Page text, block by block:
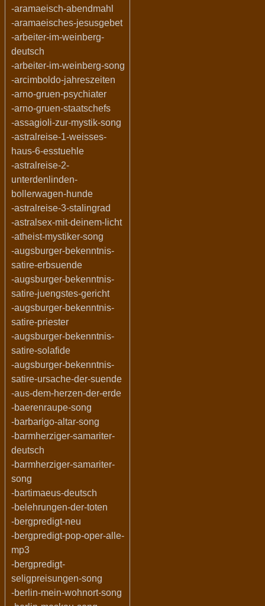
-aramaeisch-abendmahl
-aramaeisches-jesusgebet
-arbeiter-im-weinberg-
deutsch
-arbeiter-im-weinberg-song
-arcimboldo-jahreszeiten
-arno-gruen-psychiater
-arno-gruen-staatschefs
-assagioli-zur-mystik-song
-astralreise-1-weisses-
haus-6-esstuehle
-astralreise-2-
unterdenlinden-
bollerwagen-hunde
-astralreise-3-stalingrad
-astralsex-mit-deinem-licht
-atheist-mystiker-song
-augsburger-bekenntnis-
satire-erbsuende
-augsburger-bekenntnis-
satire-juengstes-gericht
-augsburger-bekenntnis-
satire-priester
-augsburger-bekenntnis-
satire-solafide
-augsburger-bekenntnis-
satire-ursache-der-suende
-aus-dem-herzen-der-erde
-baerenraupe-song
-barbarigo-altar-song
-barmherziger-samariter-
deutsch
-barmherziger-samariter-
song
-bartimaeus-deutsch
-belehrungen-der-toten
-bergpredigt-neu
-bergpredigt-pop-oper-alle-
mp3
-bergpredigt-
seligpreisungen-song
-berlin-mein-wohnort-song